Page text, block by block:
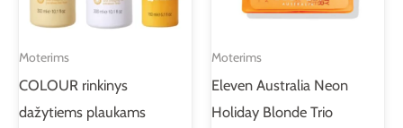
Moterims
COLOUR rinkinys
dažytiems plaukams
Moterims
Eleven Australia Neon
Holiday Blonde Trio